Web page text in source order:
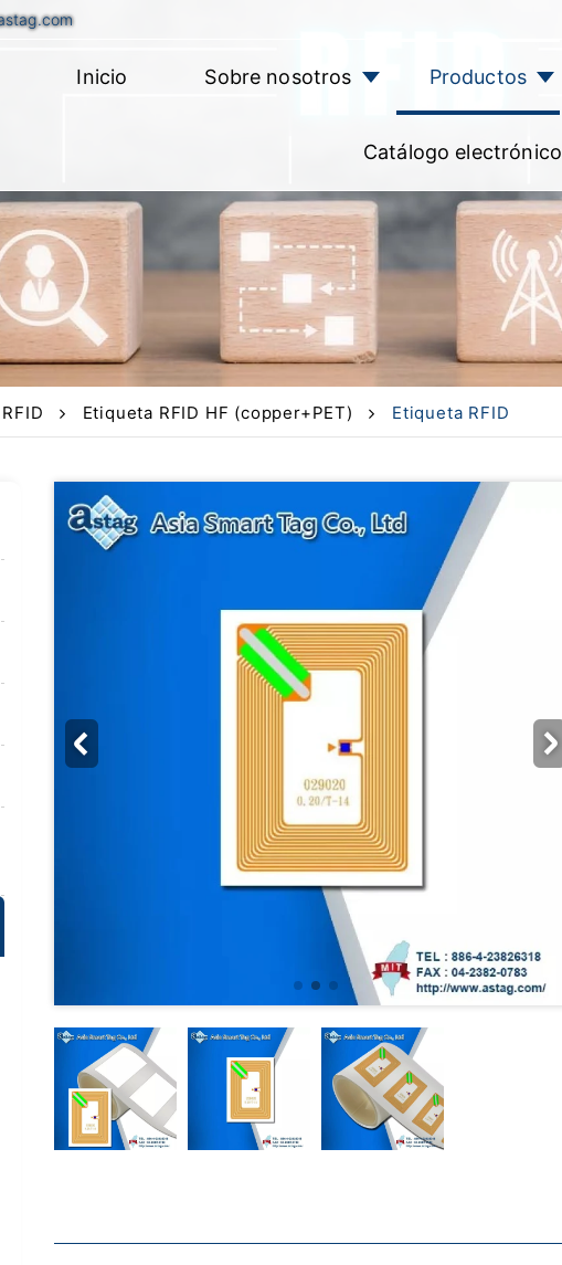
Inicio Sobre nosotros Productos
Catálogo electrónico
Etiqueta RFID HF (copper+PET) Etiqueta RFID